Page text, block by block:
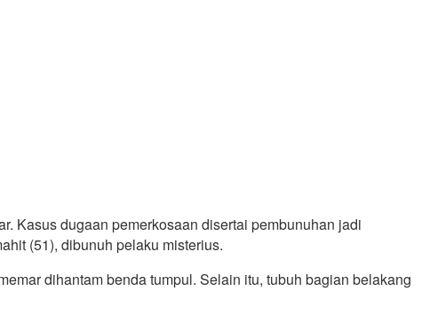
Kasus dugaan pemerkosaan disertai pembunuhan jadi
(51), dibunuh pelaku misterius.
dihantam benda tumpul. Selain itu, tubuh bagian belakang